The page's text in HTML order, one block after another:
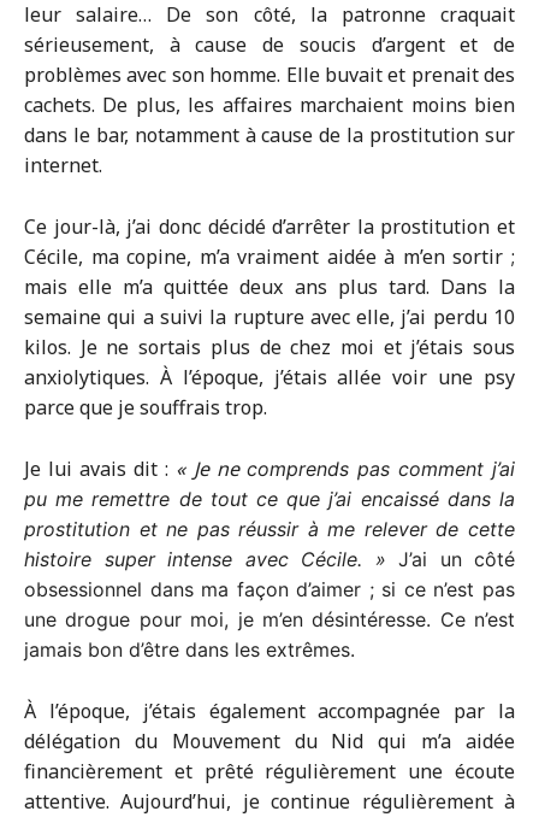
leur salaire… De son côté, la patronne craquait
sérieusement, à cause de soucis d’argent et de
problèmes avec son homme. Elle buvait et prenait des
cachets. De plus, les affaires marchaient moins bien
dans le bar, notamment à cause de la prostitution sur
internet.
Ce jour-là, j’ai donc décidé d’arrêter la prostitution et
Cécile, ma copine, m’a vraiment aidée à m’en sortir ;
mais elle m’a quittée deux ans plus tard. Dans la
semaine qui a suivi la rupture avec elle, j’ai perdu 10
kilos. Je ne sortais plus de chez moi et j’étais sous
anxiolytiques. À l’époque, j’étais allée voir une psy
parce que je souffrais trop.
Je lui avais dit : « Je ne comprends pas comment j’ai
pu me remettre de tout ce que j’ai encaissé dans la
prostitution et ne pas réussir à me relever de cette
histoire super intense avec Cécile. » J’ai un côté
obsessionnel dans ma façon d’aimer ; si ce n’est pas
une drogue pour moi, je m’en désintéresse. Ce n’est
jamais bon d’être dans les extrêmes.
À l’époque, j’étais également accompagnée par la
délégation du Mouvement du Nid qui m’a aidée
financièrement et prêté régulièrement une écoute
attentive. Aujourd’hui, je continue régulièrement à